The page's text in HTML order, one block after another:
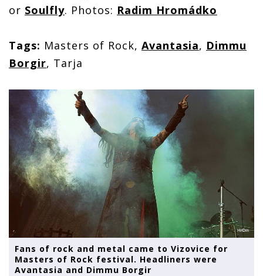
or Soulfly. Photos: Radim Hromádko
Tags: Masters of Rock, Avantasia, Dimmu
Borgir, Tarja
Fans of rock and metal came to Vizovice for
Masters of Rock festival. Headliners were
Avantasia and Dimmu Borgir